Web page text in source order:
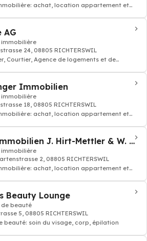
achat, location appartement et
AG
immobilière
24, 08805 RICHTERSWIL
Courtier, Agence de logements et de
Immobilien
immobilière
18, 08805 RICHTERSWIL
achat, location appartement et
Trust Immobilien J. Hirt-Mettler & W. Leuthold
immobilière
2, 08805 RICHTERSWIL
achat, location appartement et
Beauty Lounge
beauté
5, 08805 RICHTERSWIL
beauté: soin du visage, corp, épilation